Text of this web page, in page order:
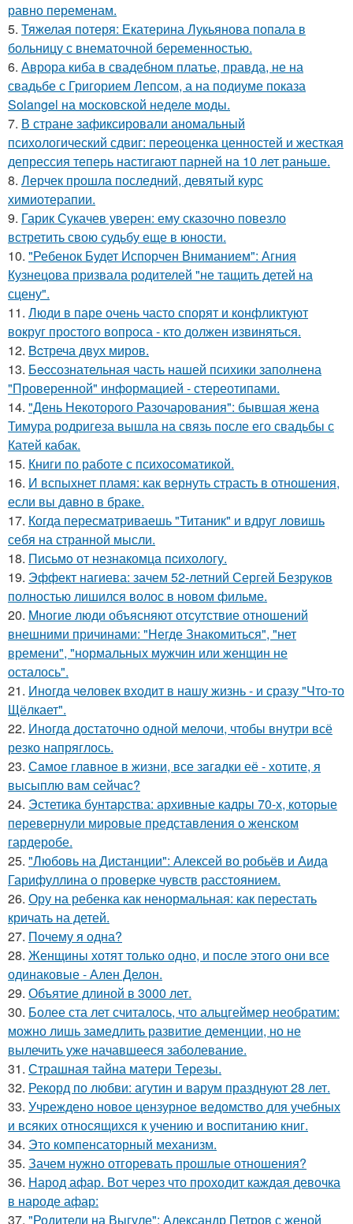
равно переменам.
5. Тяжелая потеря: Екатерина Лукьянова попала в
больницу с внематочной беременностью.
6. Аврора киба в свадебном платье, правда, не на
свадьбе с Григорием Лепсом, а на подиуме показа
Solangel на московской неделе моды.
7. В стране зафиксировали аномальный
психологический сдвиг: переоценка ценностей и жесткая
депрессия теперь настигают парней на 10 лет раньше.
8. Лерчек прошла последний, девятый курс
химиотерапии.
9. Гарик Сукачев уверен: ему сказочно повезло
встретить свою судьбу еще в юности.
10. "Ребенок Будет Испорчен Вниманием": Агния
Кузнецова призвала родителей "не тащить детей на
сцену".
11. Люди в паре очень часто спорят и конфликтуют
вокруг простого вопроса - кто должен извиняться.
12. Bcтреча двух миров.
13. Бecсознательная часть нашей психики заполнена
"Проверенной" информацией - стереотипами.
14. "День Некоторого Разочарования": бывшая жена
Тимура родригеза вышла на связь после его свадьбы с
Катей кабак.
15. Книги по работе с психосоматикой.
16. И вспыхнет пламя: как вернуть страсть в отношения,
если вы давно в браке.
17. Когда пересматриваешь "Титаник" и вдруг ловишь
себя на странной мысли.
18. Письмo от незнакомца пcихологу.
19. Эффект нагиева: зачем 52-летний Сергей Безруков
полностью лишился волос в новом фильме.
20. Mногие люди объясняют отсутствие отношений
внешними причинами: "Негде Знакомиться", "нет
времени", "нормальных мужчин или женщин не
осталось".
21. Инoгдa чeловек входит в нашу жизнь - и сразу "Что-то
Щёлкает".
22. Инoгдa достаточно одной мелочи, чтобы внутри всё
резко напряглось.
23. Сaмое глaвное в жизни, все зaгaдки её - хотите, я
высыплю вaм сейчaс?
24. Эстетика бунтарства: архивные кадры 70-х, которые
перевернули мировые представления о женском
гардеробе.
25. "Любовь на Дистанции": Алексей во робьёв и Аида
Гарифуллина о проверке чувств расстоянием.
26. Ору на ребенка как ненормальная: как перестать
кричать на детей.
27. Почему я одна?
28. Женщины хотят только одно, и после этого они все
одинаковые - Ален Делон.
29. Объятие длиной в 3000 лет.
30. Более ста лет считалось, что альцгеймер необратим:
можно лишь замедлить развитие деменции, но не
вылечить уже начавшееся заболевание.
31. Страшная тайна матери Терезы.
32. Рекорд по любви: агутин и варум празднуют 28 лет.
33. Учреждено новое цензурное ведомство для учебных
и всяких относящихся к учению и воспитанию книг.
34. Это компенсаторный механизм.
35. Зачем нужно отгоревать прошлые отношения?
36. Народ афар. Вот через что проходит каждая девочка
в народе афар:
37. "Родители на Выгуле": Александр Петров с женой